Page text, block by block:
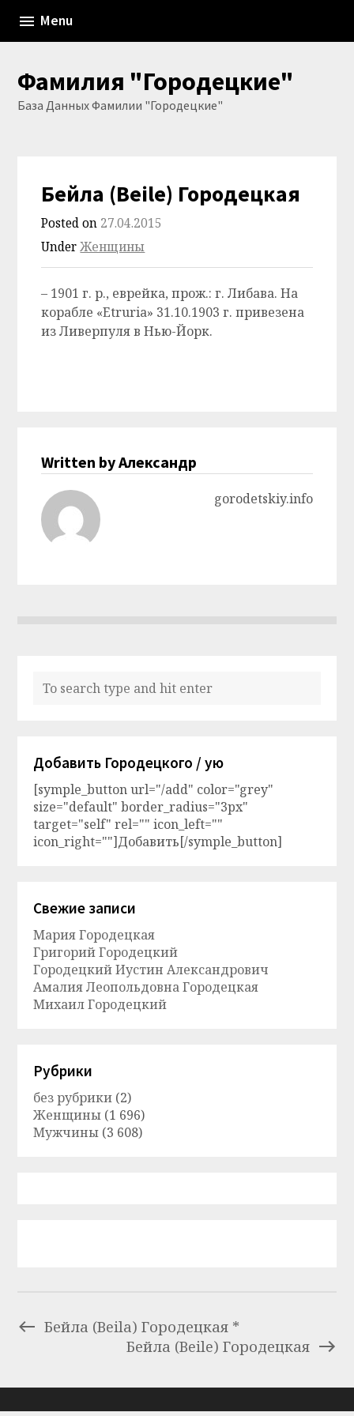
content
Menu
Фамилия "Городецкие"
База Данных Фамилии "Городецкие"
Бейла (Beile) Городецкая
Posted on 27.04.2015
UnderЖенщины
– 1901 г. р., еврейка, прож.: г. Либава. На
корабле «Etruria» 31.10.1903 г. привезена
из Ливерпуля в Нью-Йорк.
Written by Александр
gorodetskiy.info
Добавить Городецкого / ую
[symple_button url="/add" color="grey"
size="default" border_radius="3px"
target="self" rel="" icon_left=""
icon_right=""]Добавить[/symple_button]
Свежие записи
Мария Городецкая
Григорий Городецкий
Городецкий Иустин Александрович
Амалия Леопольдовна Городецкая
Михаил Городецкий
Рубрики
без рубрики (2)
Женщины (1 696)
Мужчины (3 608)
Бейла (Beila) Городецкая *
Бейла (Beile) Городецкая